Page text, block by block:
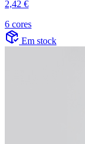
2,42 €
6 cores
Em stock